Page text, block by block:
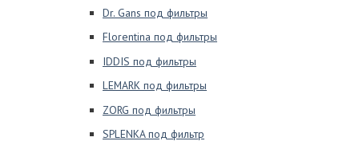
Dr. Gans под фильтры
Florentina под фильтры
IDDIS под фильтры
LEMARK под фильтры
ZORG под фильтры
SPLENKA под фильтр